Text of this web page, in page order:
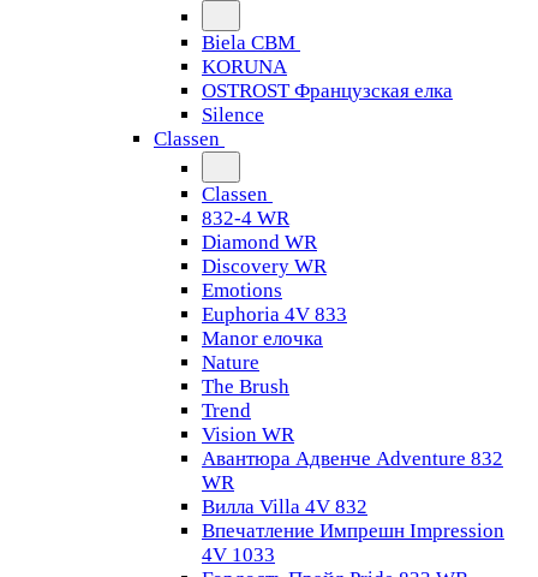
Biela CBM
KORUNA
OSTROST Французская елка
Silence
Classen
Classen
832-4 WR
Diamond WR
Discovery WR
Emotions
Euphoria 4V 833
Manor елочка
Nature
The Brush
Trend
Vision WR
Авантюра Адвенче Adventure 832
WR
Вилла Villa 4V 832
Впечатление Импрешн Impression
4V 1033